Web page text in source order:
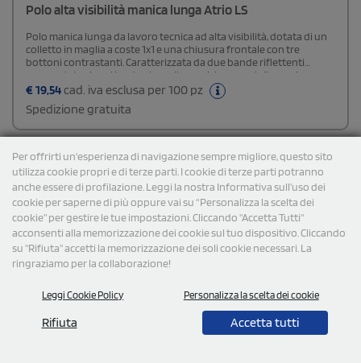
Per offrirti un'esperienza di navigazione sempre migliore, questo sito
utilizza cookie propri e di terze parti. I cookie di terze parti potranno
anche essere di profilazione. Leggi la nostra Informativa sull’uso dei
cookie per saperne di più oppure vai su “Personalizza la scelta dei
cookie” per gestire le tue impostazioni. Cliccando "Accetta Tutti"
acconsenti alla memorizzazione dei cookie sul tuo dispositivo. Cliccando
su "Rifiuta" accetti la memorizzazione dei soli cookie necessari. La
ringraziamo per la collaborazione!
Leggi Cookie Policy Personalizza la scelta dei cookie
Rifiuta Accetta tutti
Polo alta visibilità manica lunga Atrio LS
Polo manica lunga da lavoro tecnica ad alta visibilità, dotata di un
colletto in maglia a coste 1x1 e una chiusura frontale con tre
bottoni contrastanti. Caratterizzata da due bande riflettenti
segmentate sia sul busto che sulle maniche per migliorare la
visibilità e la sicurezza. Realizzata in un tessuto di poliestere e
cotone, questa polo assicura una vestibilità confortevole e
traspirante. Offre anche l'opzione di aggiungere una tasca, per un
ulteriore tocco di praticità.
€ 19,54 cad. iva esclusa per 100 pz
Spedizione gratuita
Cod: WK208